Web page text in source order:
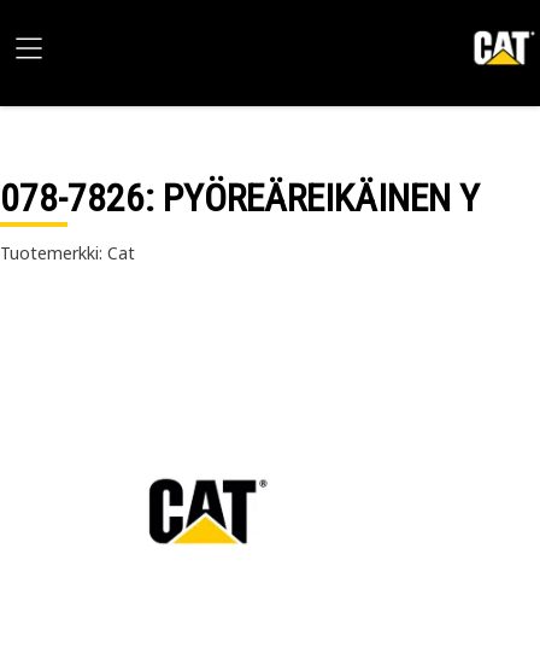
078-7826: PYÖREÄREIKÄINEN Y
Tuotemerkki: Cat